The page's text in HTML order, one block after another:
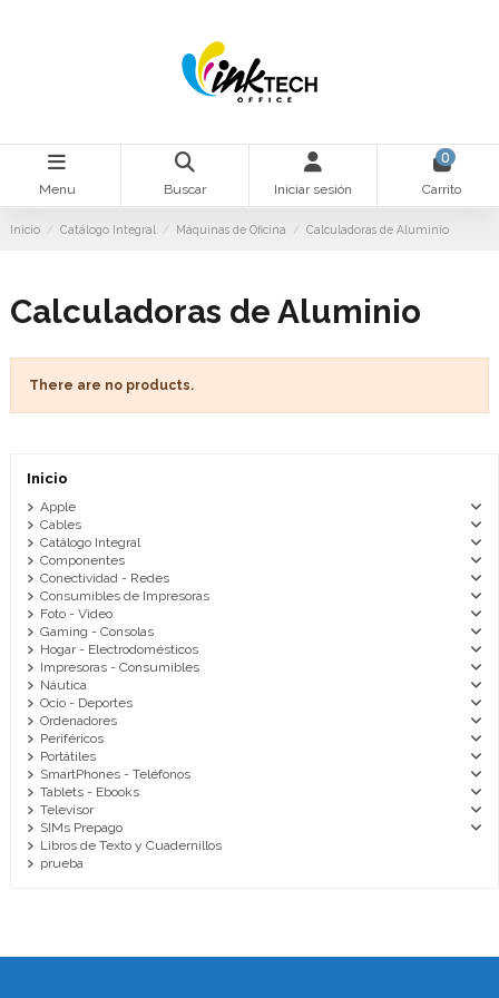
Menu Buscar Iniciar sesión
0
Carrito
Inicio Catálogo Integral Máquinas de Oficina Calculadoras de Aluminio
Calculadoras de Aluminio
There are no products.
Inicio
Apple
Cables
Catálogo Integral
Componentes
Conectividad - Redes
Consumibles de Impresoras
Foto - Video
Gaming - Consolas
Hogar - Electrodomésticos
Impresoras - Consumibles
Náutica
Ocio - Deportes
Ordenadores
Periféricos
Portátiles
SmartPhones - Teléfonos
Tablets - Ebooks
Televisor
SIMs Prepago
Libros de Texto y Cuadernillos
prueba